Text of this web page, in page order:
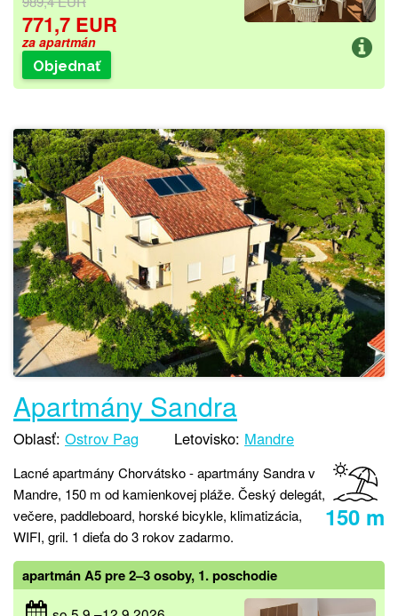
771,7 EUR
za apartmán
Objednať
Apartmány Sandra
Oblasť: Ostrov Pag Letovisko: Mandre
150 m
Lacné apartmány Chorvátsko - apartmány Sandra v
Mandre, 150 m od kamienkovej pláže. Český delegát,
večere, paddleboard, horské bicykle, klimatizácia,
WIFI, gril. 1 dieťa do 3 rokov zadarmo.
apartmán A5 pre 2–3 osoby, 1. poschodie